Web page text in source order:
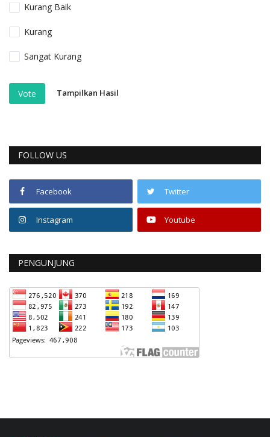
Kurang Baik
Kurang
Sangat Kurang
Vote Tampilkan Hasil
FOLLOW US
Facebook Twitter
Instagram Youtube
PENGUNJUNG